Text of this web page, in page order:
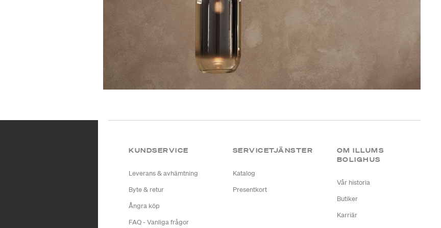
KUNDSERVICE
Leverans & avhämtning
Byte & retur
Ångra köp
FAQ - Vanliga frågor
SERVICETJÄNSTER
Katalog
Presentkort
OM ILLUMS
BOLIGHUS
Vår historia
Butiker
Karriär